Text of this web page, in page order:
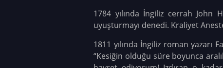
1784 yılında İngiliz cerrah John
uyuşturmayı denedi. Kraliyet
1811 yılında İngiliz roman yazarı
“Kesiğin olduğu süre boyunca